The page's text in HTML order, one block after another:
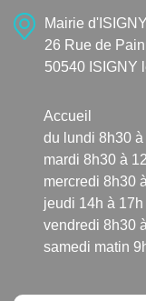
Mairie
26 Rue de
50540 ISIGNY
Accueil
du lundi 8h30
mardi 8h30 à
mercredi 8h30
jeudi 14h à 17h
vendredi 8h30
samedi matin